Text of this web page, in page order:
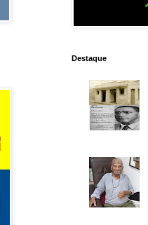
Destaque